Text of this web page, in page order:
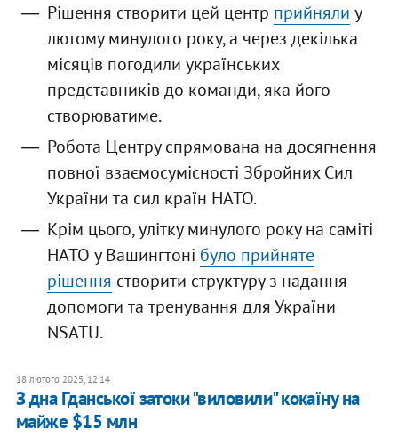
Рішення створити цей центр прийняли у
лютому минулого року, а через декілька
місяців погодили українських
представників до команди, яка його
створюватиме.
Робота Центру спрямована на досягнення
повної взаємосумісності Збройних Сил
України та сил країн НАТО.
Крім цього, улітку минулого року на саміті
НАТО у Вашингтоні було прийняте
рішення створити структуру з надання
допомоги та тренування для України
NSATU.
18 лютого 2025, 12:14
З дна Гданської затоки "виловили" кокаїну на
майже $15 млн